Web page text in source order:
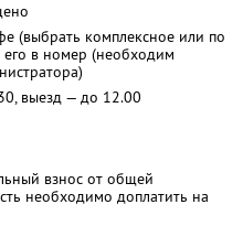
(выбрать комплексное или по
в номер (необходим
выезд — до 12.00
взнос от общей
необходимо доплатить на